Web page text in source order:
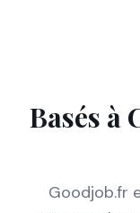
Basés à
Goodjob.fr